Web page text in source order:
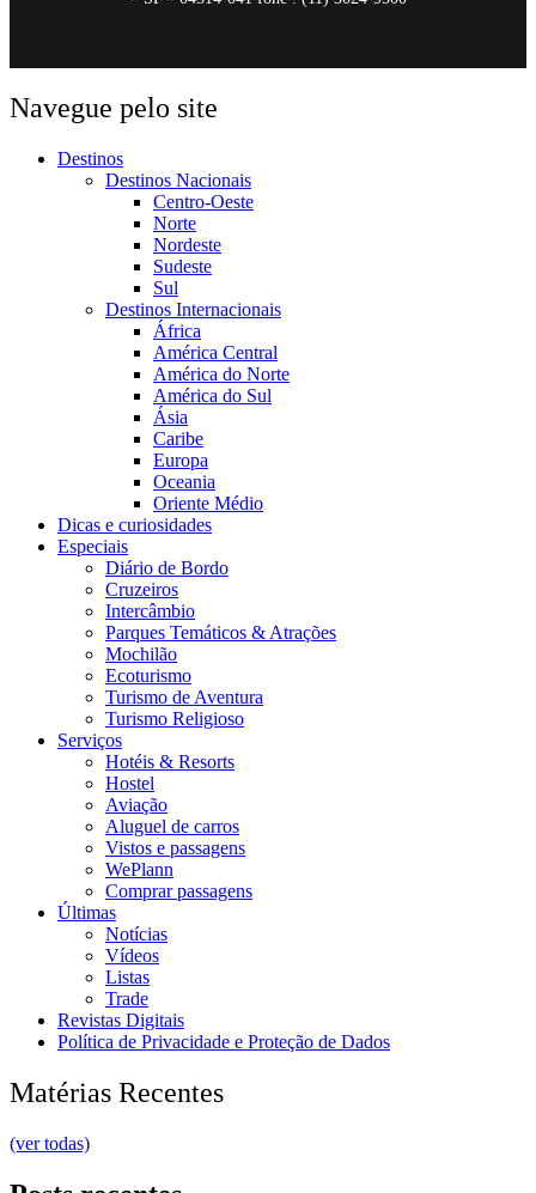
Navegue pelo site
Destinos
Destinos Nacionais
Centro-Oeste
Norte
Nordeste
Sudeste
Sul
Destinos Internacionais
África
América Central
América do Norte
América do Sul
Ásia
Caribe
Europa
Oceania
Oriente Médio
Dicas e curiosidades
Especiais
Diário de Bordo
Cruzeiros
Intercâmbio
Parques Temáticos & Atrações
Mochilão
Ecoturismo
Turismo de Aventura
Turismo Religioso
Serviços
Hotéis & Resorts
Hostel
Aviação
Aluguel de carros
Vistos e passagens
WePlann
Comprar passagens
Últimas
Notícias
Vídeos
Listas
Trade
Revistas Digitais
Política de Privacidade e Proteção de Dados
Matérias Recentes
(ver todas)